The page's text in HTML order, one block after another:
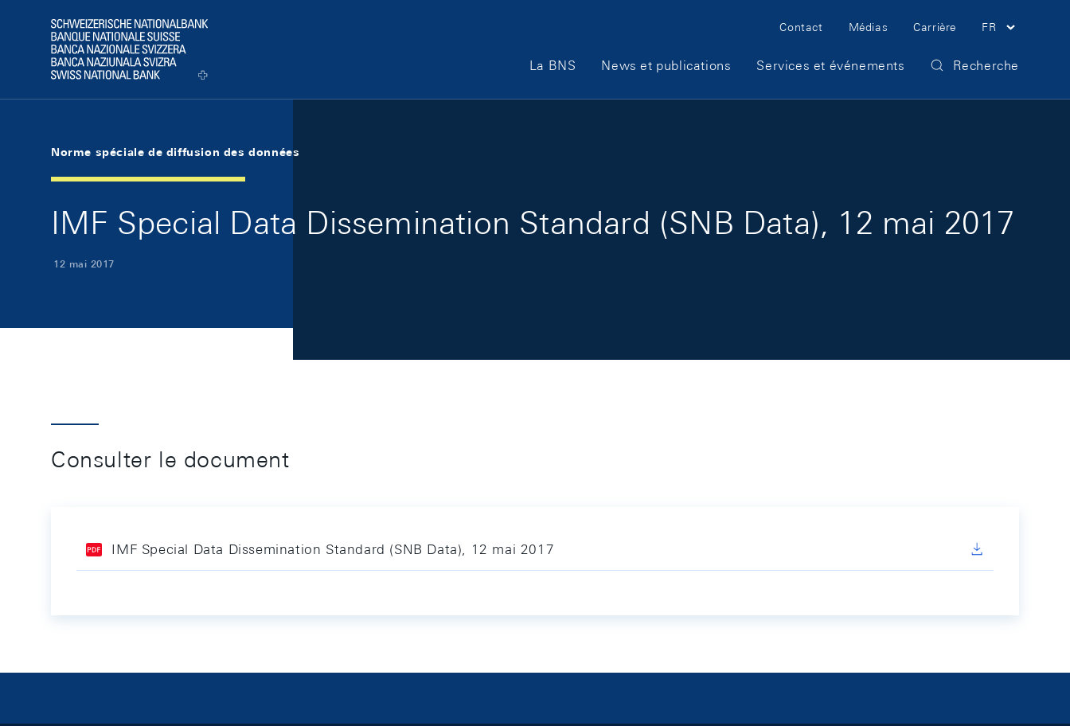
Logo
Meta Navigation
Contact Médias Carrière FR
Main Navigation
La BNS News et publications Services et événements Recherche
Norme spéciale de diffusion des données
IMF Special Data Dissemination Standard (SNB Data), 12 mai 2017
12 mai 2017
Consulter le document
IMF Special Data Dissemination Standard (SNB Data), 12 mai 2017